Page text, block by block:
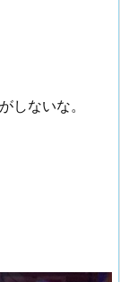
しないな。